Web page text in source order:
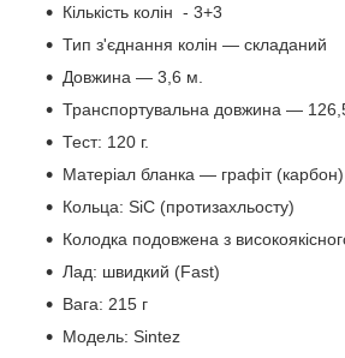
Кількість колін - 3+3
Тип з'єднання колін — складаний
Довжина — 3,6 м.
Транспортувальна довжина —
Тест: 120 г.
Матеріал бланка — графіт (карбон)
Кольца: SiC (протизахльосту)
Колодка подовжена з
Лад: швидкий (Fast)
Вага: 215 г
Модель: Sintez